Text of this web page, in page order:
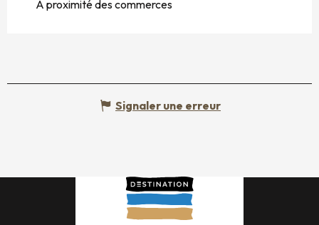
A proximité des commerces
Signaler une erreur